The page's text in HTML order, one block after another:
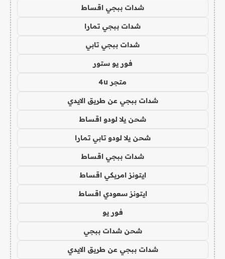
شدات ببجي اقساط
شدات ببجي تمارا
شدات ببجي تابي
فور يو ستور
متجر 4u
شدات ببجي عن طريق الايدي
شحن يلا لودو اقساط
شحن يلا لودو تابي تمارا
شدات ببجي اقساط
ايتونز امريكي اقساط
ايتونز سعودي اقساط
فور يو
شحن شدات ببجي
شدات ببجي عن طريق الايدي